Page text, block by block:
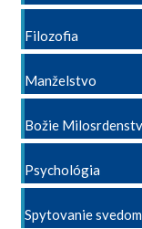
Filozofia
Manželstvo
Božie
Psychológia
Spytovanie